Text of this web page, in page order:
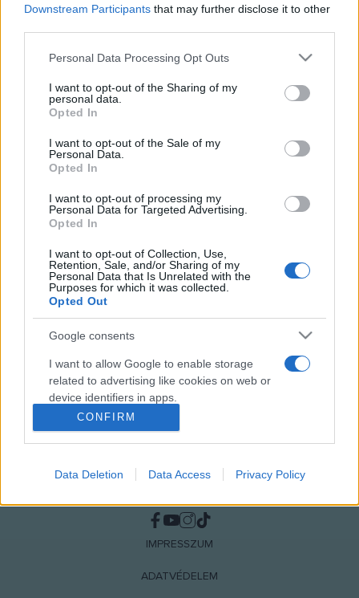
Downstream Participants that may further disclose it to other
Please note that this website/app uses one or more Google
not limited to your visit or usage behaviour. You may click to
grant or deny consent to Google and its third-party tags to
use your data for below specified purposes in below Google
consent section.
Personal Data Processing Opt Outs
I want to opt-out of the Sharing of my
personal data.
Opted In
I want to opt-out of the Sale of my
Personal Data.
Opted In
I want to opt-out of processing my
Personal Data for Targeted Advertising.
Opted In
I want to opt-out of Collection, Use,
Retention, Sale, and/or Sharing of my
Personal Data that Is Unrelated with the
Purposes for which it was collected.
Opted Out
Google consents
I want to allow Google to enable storage
related to advertising like cookies on web or
device identifiers in apps.
I want to allow my user data to be sent to
Google for online advertising purposes.
I want to allow Google to send me
I want to allow Google to enable storage
related to analytics like cookies on web or
CONFIRM
Data Deletion Data Access Privacy Policy
nagy sikerrel. A Gramofon kiadó gondozásában
novemberben megjelent könyvhöz egy hanglemez-
kísérőfüzetekből összeállított kiadvány is tartozik, melyben
36 zenei ismeretterjesztő írás olvasható.
VILÁG
MEGOSZTÁS
IMPRESSZUM
ADATVÉDELEM